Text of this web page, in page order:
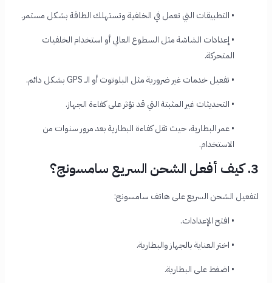
• التطبيقات التي تعمل في الخلفية وتستهلك الطاقة بشكل مستمر.
• إعدادات الشاشة مثل السطوع العالي أو استخدام الخلفيات
المتحركة.
• تفعيل خدمات غير ضرورية مثل البلوتوث أو الـ GPS بشكل دائم.
• التحديثات غير المثبتة التي قد تؤثر على كفاءة الجهاز.
• عمر البطارية، حيث تقل كفاءة البطارية بعد مرور سنوات من
الاستخدام.
3. كيف أفعل الشحن السريع سامسونج؟
لتفعيل الشحن السريع على هاتف سامسونج:
• افتح الإعدادات.
• اختر العناية بالجهاز والبطارية.
• اضغط على البطارية.